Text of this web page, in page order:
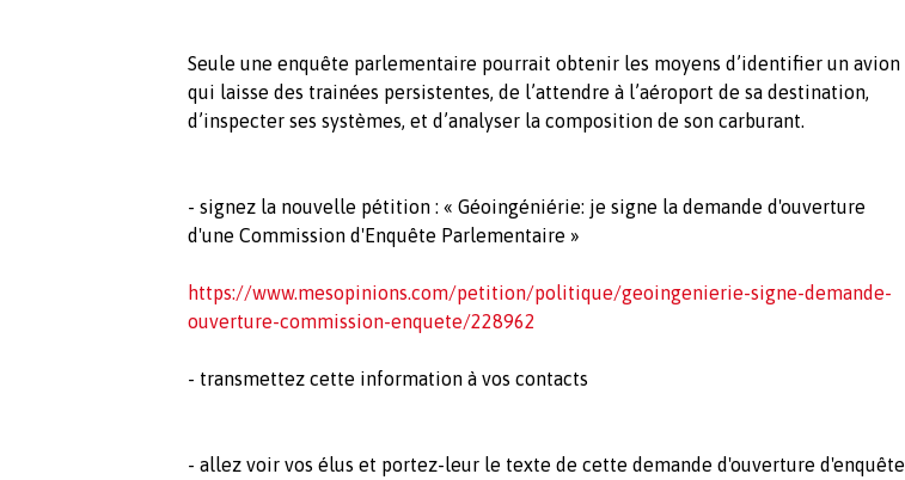
Seule une enquête parlementaire pourrait obtenir les moyens d’identifier un avion
qui laisse des trainées persistentes, de l’attendre à l’aéroport de sa destination,
d’inspecter ses systèmes, et d’analyser la composition de son carburant.
- signez la nouvelle pétition : « Géoingéniérie: je signe la demande d'ouverture
d'une Commission d'Enquête Parlementaire »
https://www.mesopinions.com/petition/politique/geoingenierie-signe-demande-
ouverture-commission-enquete/228962
- transmettez cette information à vos contacts
- allez voir vos élus et portez-leur le texte de cette demande d'ouverture d'enquête